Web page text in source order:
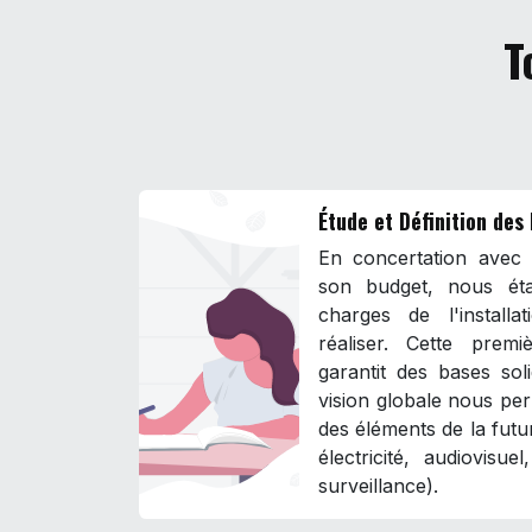
Étude et Définition des
En concertation
son budget, nous
charges de
réaliser. Cette
garantit des bases
vision globale nous
des éléments de la
électricité,
surveillance).